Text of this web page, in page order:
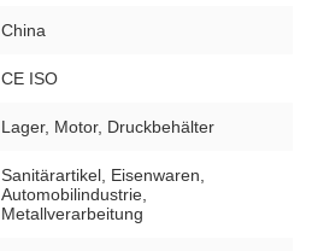
China
CE ISO
Lager, Motor, Druckbehälter
Sanitärartikel, Eisenwaren,
Automobilindustrie,
Metallverarbeitung